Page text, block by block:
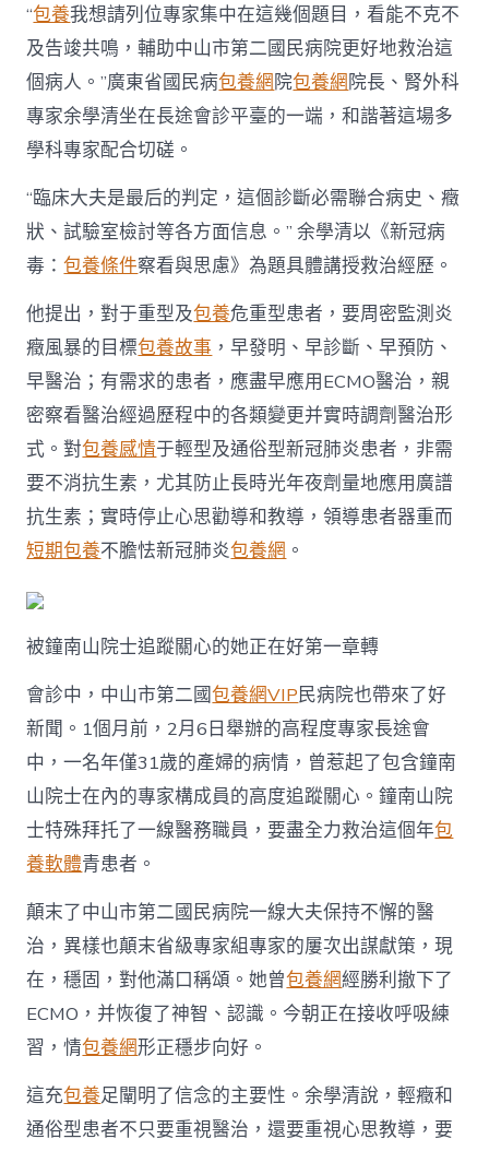
“包養我想請列位專家集中在這幾個題目，看能不克不
及告竣共鳴，輔助中山市第二國民病院更好地救治這
個病人。”廣東省國民病包養網院包養網院長、腎外科
專家余學清坐在長途會診平臺的一端，和諧著這場多
學科專家配合切磋。
“臨床大夫是最后的判定，這個診斷必需聯合病史、癥
狀、試驗室檢討等各方面信息。” 余學清以《新冠病
毒：包養條件察看與思慮》為題具體講授救治經歷。
他提出，對于重型及包養危重型患者，要周密監測炎
癥風暴的目標包養故事 ，早發明、早診斷、早預防、
早醫治；有需求的患者，應盡早應用ECMO醫治，親
密察看醫治經過歷程中的各類變更并實時調劑醫治形
式。對包養感情于輕型及通俗型新冠肺炎患者，非需
要不消抗生素，尤其防止長時光年夜劑量地應用廣譜
抗生素；實時停止心思勸導和教導，領導患者器重而
短期包養不膽怯新冠肺炎包養網 。
被鐘南山院士追蹤關心的她正在好第一章轉
會診中，中山市第二國包養網VIP民病院也帶來了好
新聞。1個月前，2月6日舉辦的高程度專家長途會
中，一名年僅31歲的產婦的病情，曾惹起了包含鐘南
山院士在內的專家構成員的高度追蹤關心。鐘南山院
士特殊拜托了一線醫務職員，要盡全力救治這個年包
養軟體青患者。
顛末了中山市第二國民病院一線大夫保持不懈的醫
治，異樣也顛末省級專家組專家的屢次出謀獻策，現
在，穩固，對他滿口稱頌。她曾包養網經勝利撤下了
ECMO，并恢復了神智、認識。今朝正在接收呼吸練
習，情包養網形正穩步向好。
這充包養足闡明了信念的主要性。余學清說，輕癥和
通俗型患者不只要重視醫治，還要重視心思教導，要